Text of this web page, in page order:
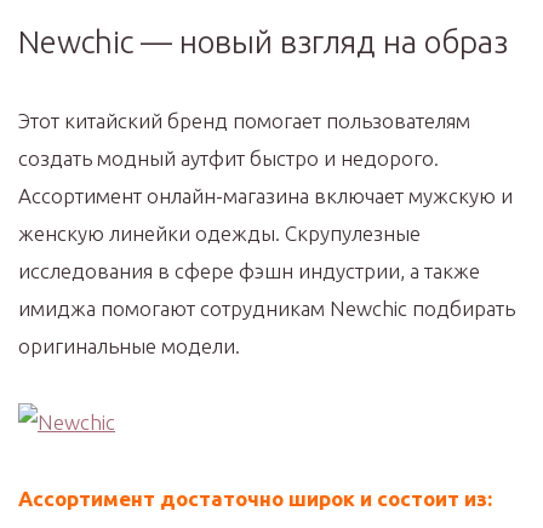
Newchic — новый взгляд на образ
Этот китайский бренд помогает пользователям
создать модный аутфит быстро и недорого.
Ассортимент онлайн-магазина включает мужскую и
женскую линейки одежды. Скрупулезные
исследования в сфере фэшн индустрии, а также
имиджа помогают сотрудникам Newchic подбирать
оригинальные модели.
Ассортимент достаточно широк и состоит из: